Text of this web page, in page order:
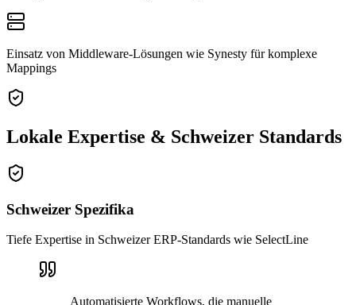
Einsatz von Middleware-Lösungen wie Synesty für komplexe
Mappings
Lokale Expertise & Schweizer Standards
Schweizer Spezifika
Tiefe Expertise in Schweizer ERP-Standards wie SelectLine
Automatisierte Workflows, die manuelle